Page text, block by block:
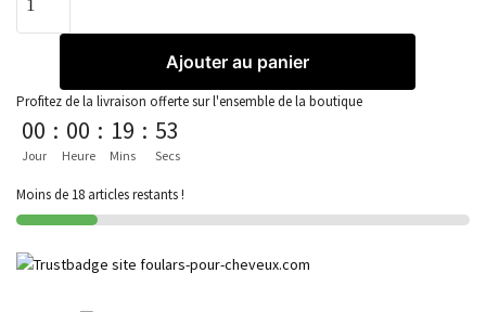
Ajouter au panier
Profitez de la livraison offerte sur l'ensemble de la boutique
00
Jour
: 00
Heure
: 19
Mins
: 53
Secs
Moins de 18 articles restants !